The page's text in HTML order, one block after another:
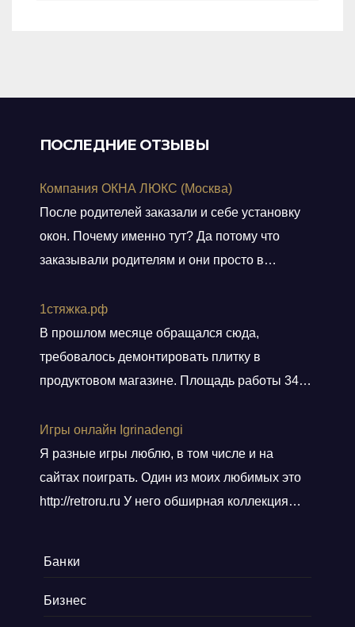
ПОСЛЕДНИЕ ОТЗЫВЫ
Компания ОКНА ЛЮКС (Москва)
После родителей заказали и себе установку
окон. Почему именно тут? Да потому что
заказывали родителям и они просто в
Заказали, приехал мастер, всё замерил, кое
чего посоветовал. Пришли заключать договор
в офис, И снова классная и слаженная работа
всего персонала. Договор подсунули не
по
Показать больше
1стяжка.рф
В прошлом месяце обращался сюда,
требовалось демонтировать плитку в
продуктовом магазине. Площадь работы 348
разговоров сделали свою работу, погрузили
хлам в контейнер, и сдали объект.
Ответственные! Советую!
Игры онлайн Igrinadengi
Я разные игры люблю, в том числе и на
сайтах поиграть. Один из моих любимых это
http://retroru.ru У него обширная коллекция
коллекционеры. Там навигация удобная, а
Банки
Бизнес